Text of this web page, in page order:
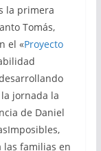
la primera
Tomás,
el «Proyecto
jornada la
de Daniel
familias en